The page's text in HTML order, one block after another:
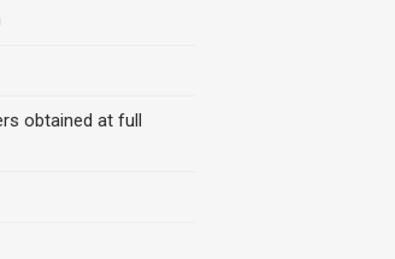
obtained at full